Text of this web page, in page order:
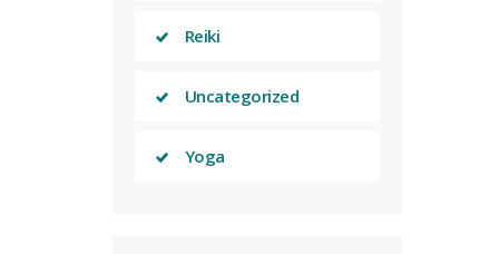
Reiki
Uncategorized
Yoga